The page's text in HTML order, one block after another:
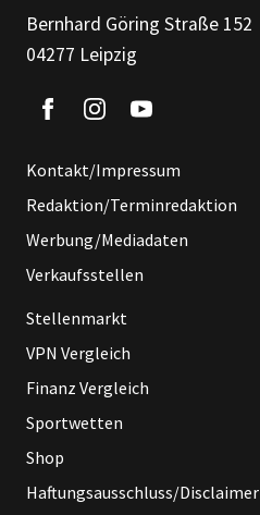
Bernhard Göring Straße 152
04277 Leipzig
Kontakt/Impressum
Redaktion/Terminredaktion
Werbung/Mediadaten
Verkaufsstellen
Stellenmarkt
VPN Vergleich
Finanz Vergleich
Sportwetten
Shop
Haftungsausschluss/Disclaimer